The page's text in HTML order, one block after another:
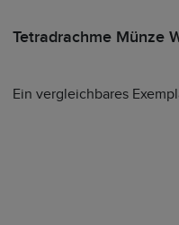
Tetradrachme Münze
Ein vergleichbares